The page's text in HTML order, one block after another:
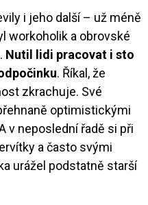
i jeho další – už méně
workoholik a obrovské
Nutil lidi pracovat i sto
. Říkal, že
zkrachuje. Své
optimistickými
v neposlední řadě si při
a často svými
urážel podstatně starší